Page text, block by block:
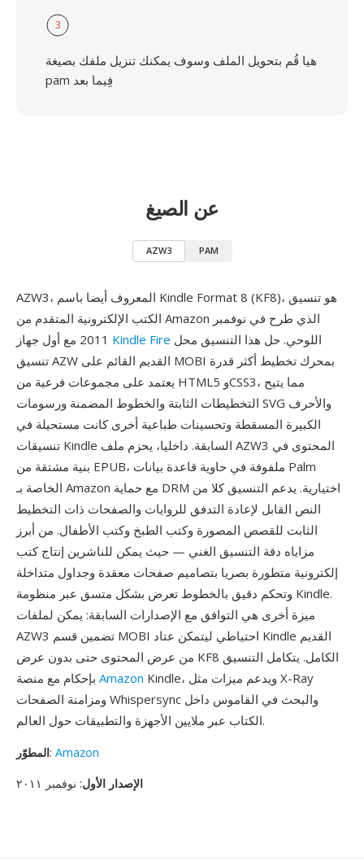
3
هيا قُم بتحويل الملف وسوف يمكنك تنزيل ملفك بصيغة
pam فِيما بعد
عن الصيغ
AZW3 PAM
AZW3، المعروف أيضا باسم Kindle Format 8 (KF8)، هو تنسيق
الكتب الإلكترونية المتقدم من Amazon الذي طرح في نوفمبر
Kindle Fire
تنسيق AZW القديم القائم على MOBI بمحرك تخطيط أكثر قدرة
يعتمد على مجموعات فرعية من HTML5 وCSS3، مما يتيح
التخطيطات الثابتة والخطوط المضمنة ورسومات SVG والأحرف
الكبيرة المسقطة وتحسينات طباعية أخرى كانت مستحيلة في
تنسيقات Kindle السابقة. داخليا، يحزم ملف AZW3 المحتوى في
بنية مشتقة من EPUB، ملفوفة في حاوية قاعدة بيانات Palm
الخاصة بـ Amazon مع حماية DRM اختيارية. يدعم التنسيق كلا من
النص القابل لإعادة التدفق للروايات والصفحات ذات التخطيط
الثابت للقصص المصورة وكتب الطبخ وكتب الأطفال. من أبرز
مزاياه دقة التنسيق الغني — حيث يمكن للناشرين إنتاج كتب
إلكترونية متطورة بصريا بتصاميم صفحات معقدة وجداول متداخلة
وتحكم دقيق بالخطوط تعرض بشكل متسق عبر منظومة Kindle.
ميزة أخرى هي التوافق مع الإصدارات السابقة: يمكن لملفات
AZW3 تضمين قسم MOBI احتياطي ليتمكن عتاد Kindle القديم
من عرض المحتوى حتى بدون عرض KF8 الكامل. يتكامل التنسيق
Amazon Kindle، ويدعم ميزات مثل X-Ray
ومزامنة الصفحات Whispersync والبحث في القاموس داخل
الكتاب عبر ملايين الأجهزة والتطبيقات حول العالم.
المطوّر: Amazon
الإصدار الأول: نوفمبر ٢٠١١